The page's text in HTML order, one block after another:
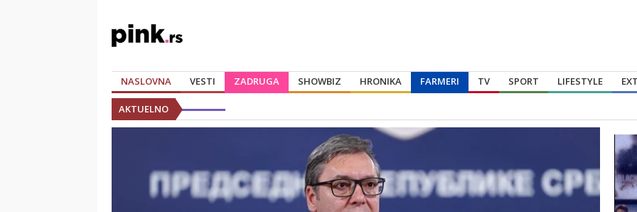
NASLOVNA VESTI ZADRUGA SHOWBIZ HRONIKA FARMERI TV SPORT LIFESTYLE
AKTUELNO